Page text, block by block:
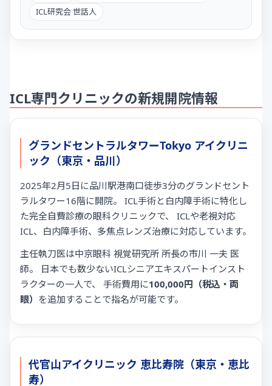
ICL研究会 世話人
ICL専門クリニックの新規開院情報
グランドセントラルタワーTokyo アイクリニ
ック（東京・品川）
2025年2月5日に品川駅港南口徒歩3分のグランドセント
ラルタワー16階に開院。 ICL手術と白内障手術に特化し
た完全自費診療の眼科クリニックで、 ICLや老視対応
ICL、白内障手術、多焦点レンズ治療に対応しています。
主任執刀医は中京眼科 視覚研究所 所長の市川 一夫 医
師。 日本でも数少ないICLシニアエキスパートインスト
ラクターの一人で、 手術費用に100,000円（税込・両
眼） を追加することで指名が可能です。
代官山アイクリニック 恵比寿院（東京・恵比
寿）